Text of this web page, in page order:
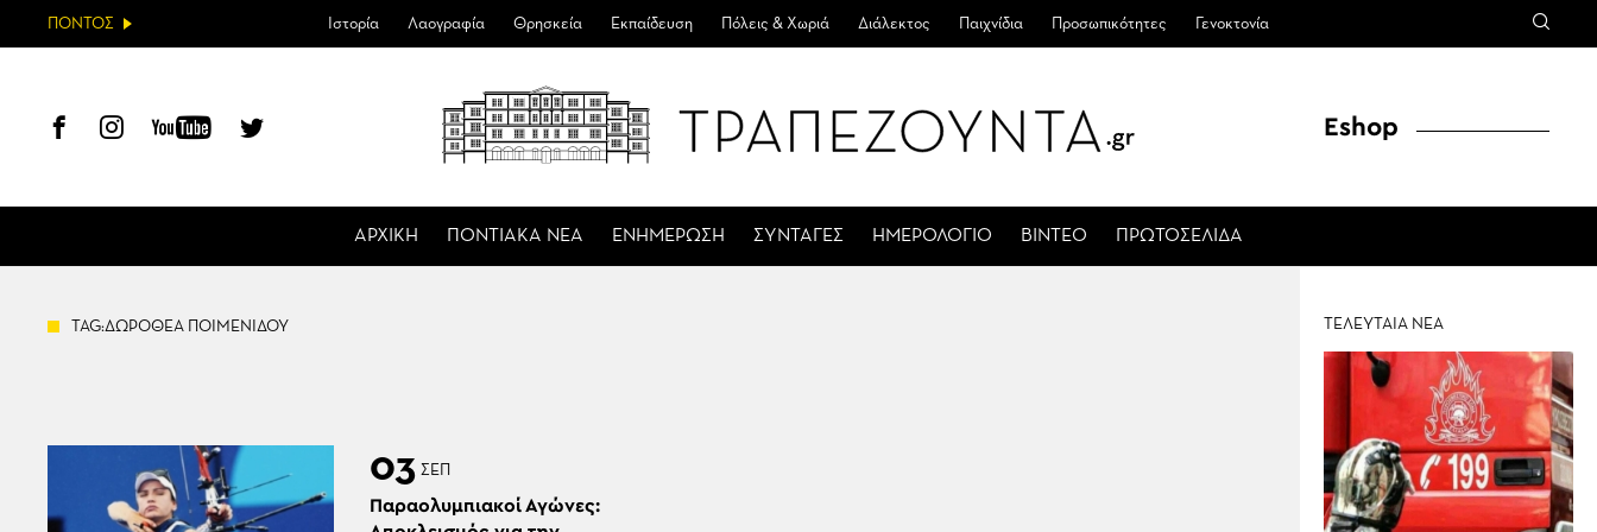
ΠΟΝΤΟΣ Ιστορία Λαογραφία Θρησκεία Εκπαίδευση Πόλεις & Χωριά Διάλεκτος Παιχνίδια Προσωπικότητες Γενοκτονία
ΑΡΧΙΚΗ ΠΟΝΤΙΑΚΑ ΝΕΑ ΕΝΗΜΕΡΩΣΗ ΣΥΝΤΑΓΕΣ ΗΜΕΡΟΛΟΓΙΟ ΒΙΝΤΕΟ ΠΡΩΤΟΣΕΛΙΔΑ
Eshop
TAG:ΔΩΡΟΘΕΑ ΠΟΙΜΕΝΙΔΟΥ
03 ΣΕΠ
Παραολυμπιακοί Αγώνες:
ΤΕΛΕΥΤΑΙΑ ΝΕΑ